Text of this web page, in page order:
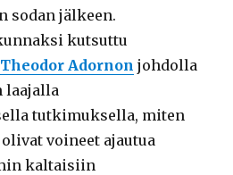
sodan jälkeen.
kutsuttu
Theodor Adornon johdolla
laajalla
tutkimuksella, miten
voineet ajautua
kaltaisiin